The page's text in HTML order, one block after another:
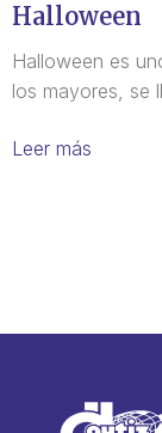
Halloween
Halloween es
los mayores, se
Leer más